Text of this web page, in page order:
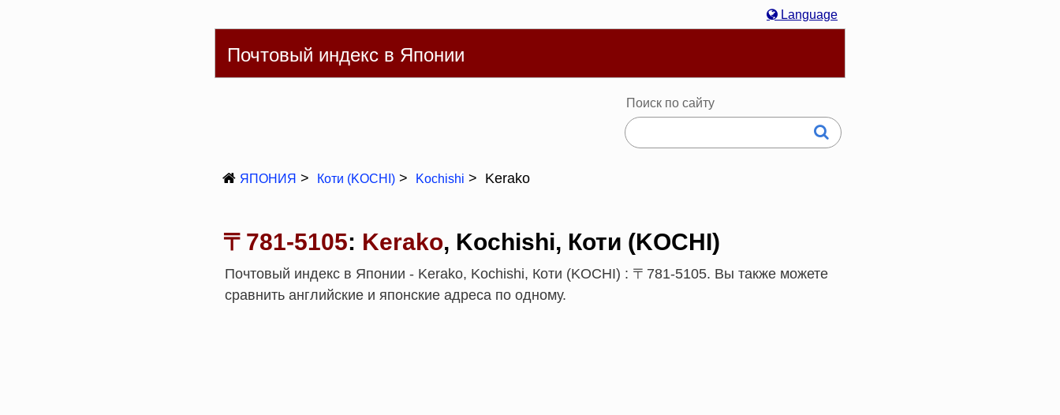
Language
Почтовый индекс в Японии
Поиск по сайту
ЯПОНИЯ Коти (KOCHI) Kochishi Kerako
〒781-5105: Kerako, Kochishi, Коти (KOCHI)
Почтовый индекс в Японии - Kerako, Kochishi, Коти (KOCHI) : 〒781-5105. Вы также можете
сравнить английские и японские адреса по одному.